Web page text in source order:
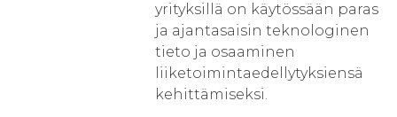
yrityksillä on käytössään paras
ja ajantasaisin teknologinen
tieto ja osaaminen
liiketoimintaedellytyksiensä
kehittämiseksi.